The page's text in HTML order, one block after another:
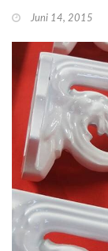
Juni 14, 2015